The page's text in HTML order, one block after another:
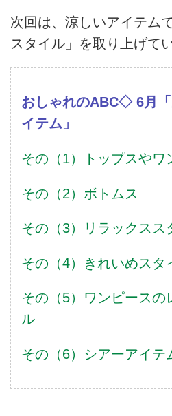
次回は、涼しいアイテム
スタイル」を取り上げて
おしゃれのABC◇ 6月
イテム」
その（1）トップスやワ
その（2）ボトムス
その（3）リラックスス
その（4）きれいめスタ
その（5）ワンピースの
ル
その（6）シアーアイテ